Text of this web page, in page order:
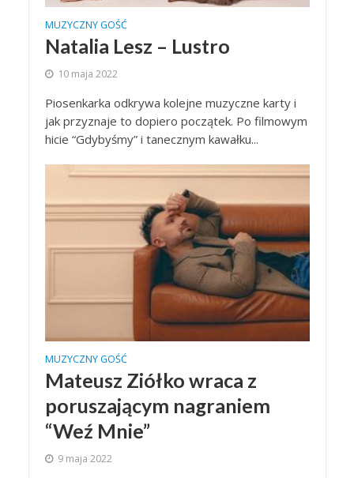
MUZYCZNY GOŚĆ
Natalia Lesz – Lustro
10 maja 2022
Piosenkarka odkrywa kolejne muzyczne karty i
jak przyznaje to dopiero początek. Po filmowym
hicie “Gdybyśmy” i tanecznym kawałku...
MUZYCZNY GOŚĆ
Mateusz Ziółko wraca z
poruszającym nagraniem
“Weź Mnie”
9 maja 2022